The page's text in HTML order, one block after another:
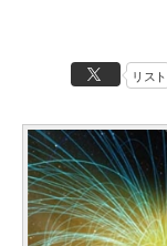
リスト